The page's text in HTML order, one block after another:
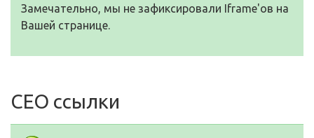
Замечательно, мы не зафиксировали Iframe'ов на
Вашей странице.
СЕО ссылки